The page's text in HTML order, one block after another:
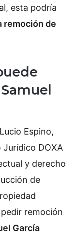
esta podría
remoción de
Espino,
DOXA
y derecho
de
remoción
García